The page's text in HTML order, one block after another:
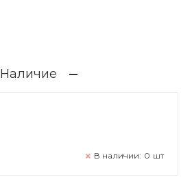
Наличие
В наличии: 0 шт